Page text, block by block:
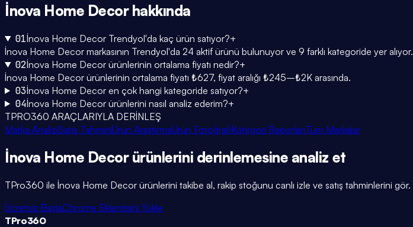
İnova Home Decorhakkında
01İnova Home Decor Trendyol'da kaç ürün satıyor?+
İnova Home Decor markasının Trendyol'da 24 aktif ürünü bulunuyor ve 9 farklı kategoride yer alıyor.
02İnova Home Decor ürünlerinin ortalama fiyatı nedir?+
İnova Home Decor ürünlerinin ortalama fiyatı ₺627, fiyat aralığı ₺245–₺2K arasında.
03İnova Home Decor en çok hangi kategoride satıyor?+
04İnova Home Decor ürünlerini nasıl analiz ederim?+
TPRO360 ARAÇLARIYLA DERİNLEŞ
Marka AnaliziSatış TahminiÜrün AraştırmaÜrün FotoğrafıKategori RaporlarıTüm Markalar
İnova Home Decorürünlerini derinlemesine analiz et
TPro360 ile İnova Home Decor ürünlerini takibe al, rakip stoğunu canlı izle ve satış tahminlerini gör.
Ücretsiz BaşlaChrome Eklentisini Yükle
TPro360